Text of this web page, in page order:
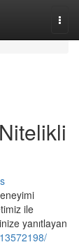
ile
yanıtlayan